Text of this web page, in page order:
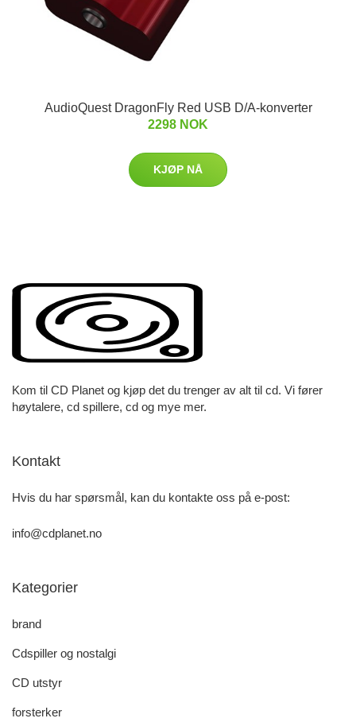
AudioQuest DragonFly Red USB D/A-konverter
2298 NOK
KJØP NÅ
Kom til CD Planet og kjøp det du trenger av alt til cd. Vi fører
høytalere, cd spillere, cd og mye mer.
Kontakt
Hvis du har spørsmål, kan du kontakte oss på e-post:
info@cdplanet.no
Kategorier
brand
Cdspiller og nostalgi
CD utstyr
forsterker